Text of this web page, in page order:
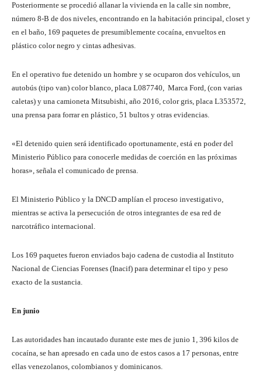
Posteriormente se procedió allanar la vivienda en la calle sin nombre,
número 8-B de dos niveles, encontrando en la habitación principal, closet y
en el baño, 169 paquetes de presumiblemente cocaína, envueltos en
plástico color negro y cintas adhesivas.
En el operativo fue detenido un hombre y se ocuparon dos vehículos, un
autobús (tipo van) color blanco, placa L087740, Marca Ford, (con varias
caletas) y una camioneta Mitsubishi, año 2016, color gris, placa L353572,
una prensa para forrar en plástico, 51 bultos y otras evidencias.
«El detenido quien será identificado oportunamente, está en poder del
Ministerio Público para conocerle medidas de coerción en las próximas
horas», señala el comunicado de prensa.
El Ministerio Público y la DNCD amplían el proceso investigativo,
mientras se activa la persecución de otros integrantes de esa red de
narcotráfico internacional.
Los 169 paquetes fueron enviados bajo cadena de custodia al Instituto
Nacional de Ciencias Forenses (Inacif) para determinar el tipo y peso
exacto de la sustancia.
En junio
Las autoridades han incautado durante este mes de junio 1, 396 kilos de
cocaína, se han apresado en cada uno de estos casos a 17 personas, entre
ellas venezolanos, colombianos y dominicanos.